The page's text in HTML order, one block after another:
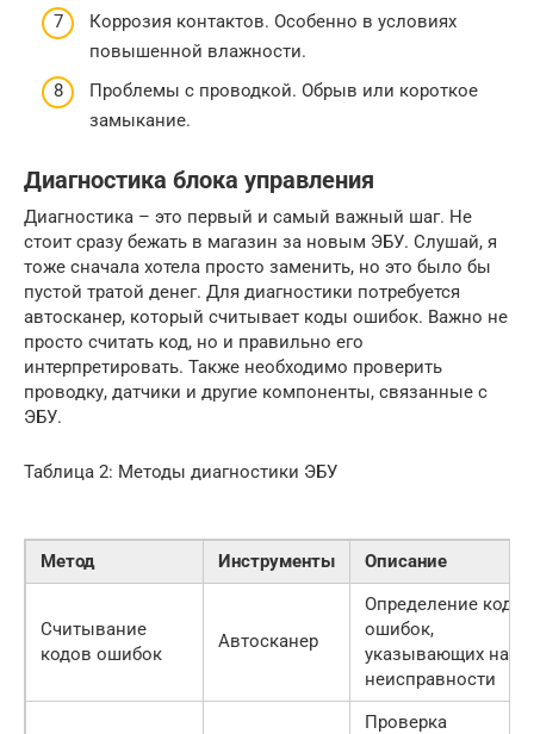
Коррозия контактов. Особенно в условиях
повышенной влажности.
Проблемы с проводкой. Обрыв или короткое
замыкание.
Диагностика блока управления
Диагностика – это первый и самый важный шаг. Не
стоит сразу бежать в магазин за новым ЭБУ. Слушай, я
тоже сначала хотела просто заменить, но это было бы
пустой тратой денег. Для диагностики потребуется
автосканер, который считывает коды ошибок. Важно не
просто считать код, но и правильно его
интерпретировать. Также необходимо проверить
проводку, датчики и другие компоненты, связанные с
ЭБУ.
Таблица 2: Методы диагностики ЭБУ
Метод Инструменты Описание
Считывание
кодов ошибок
Автосканер
Определение кодов
ошибок,
указывающих на
неисправности
Проверка